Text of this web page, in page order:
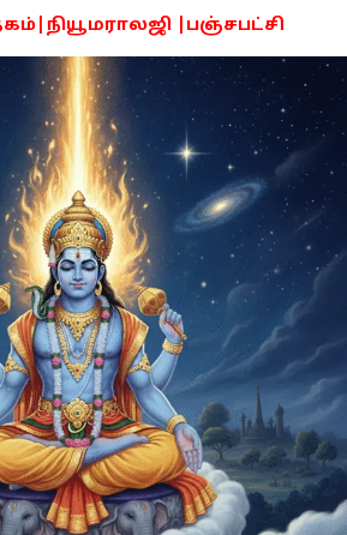
|பஞ்சபட்சி
-72மட்டும் -Click